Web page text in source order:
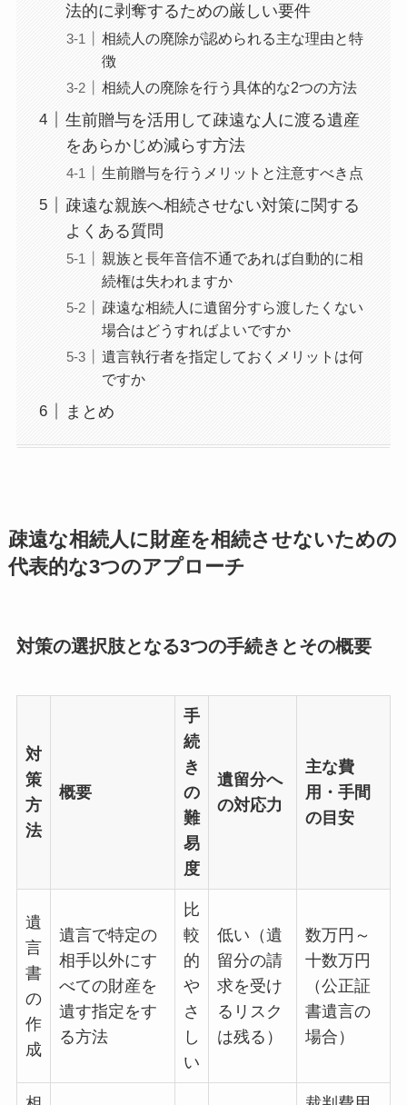
法的に剥奪するための厳しい要件
相続人の廃除が認められる主な理由と特
徴
相続人の廃除を行う具体的な2つの方法
生前贈与を活用して疎遠な人に渡る遺産
をあらかじめ減らす方法
生前贈与を行うメリットと注意すべき点
疎遠な親族へ相続させない対策に関する
よくある質問
親族と長年音信不通であれば自動的に相
続権は失われますか
疎遠な相続人に遺留分すら渡したくない
場合はどうすればよいですか
遺言執行者を指定しておくメリットは何
ですか
まとめ
疎遠な相続人に財産を相続させないための
代表的な3つのアプローチ
対策の選択肢となる3つの手続きとその概要
対
策
方
法
概要
手
続
き
の
難
易
度
遺留分へ
の対応力
主な費
用・手間
の目安
遺
言
書
の
作
成
遺言で特定の
相手以外にす
べての財産を
遺す指定をす
る方法
比
較
的
や
さ
し
い
低い（遺
留分の請
求を受け
るリスク
は残る）
数万円～
十数万円
（公正証
書遺言の
場合）